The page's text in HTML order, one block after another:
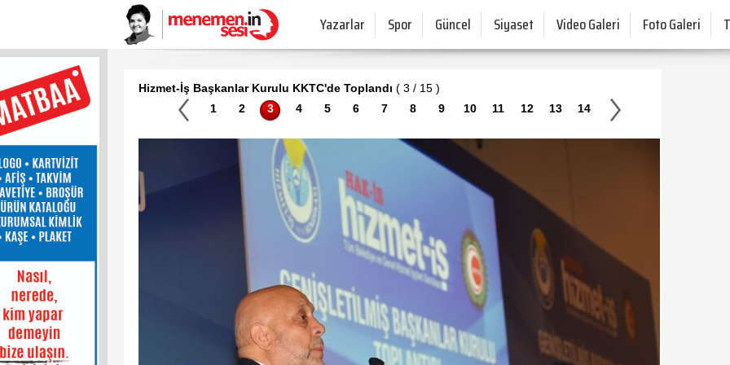
Yazarlar Spor Güncel Siyaset Video Galeri Foto Galeri
Hizmet-İş Başkanlar Kurulu KKTC'de Toplandı ( 3 / 15 )
1
2 3 4 5 6 7 8 9 10 11 12 13 14